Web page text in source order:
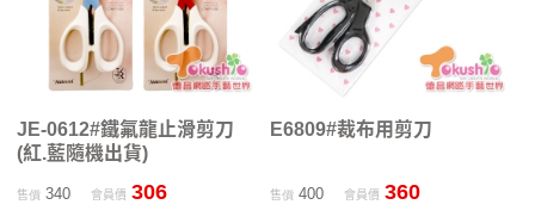
JE-0612#鐵氟龍止滑剪刀
(紅.藍隨機出貨)
售價340 會員價 306
E6809#裁布用剪刀
售價 400 會員價 360